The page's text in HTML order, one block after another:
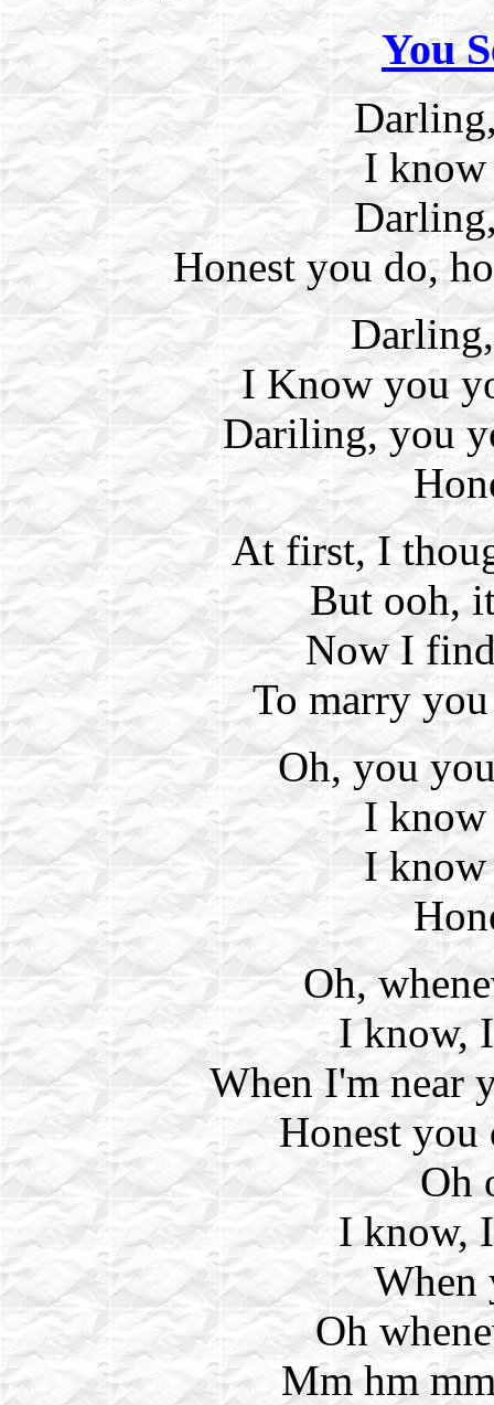
You
I know
Honest you do,
I Know you
Dariling, you
At first, I
But ooh,
Now I
To marry
Oh, you
I know
I know
Oh,
I know,
When I'm near
Honest you
Oh
I know,
When
Oh
Mm hm